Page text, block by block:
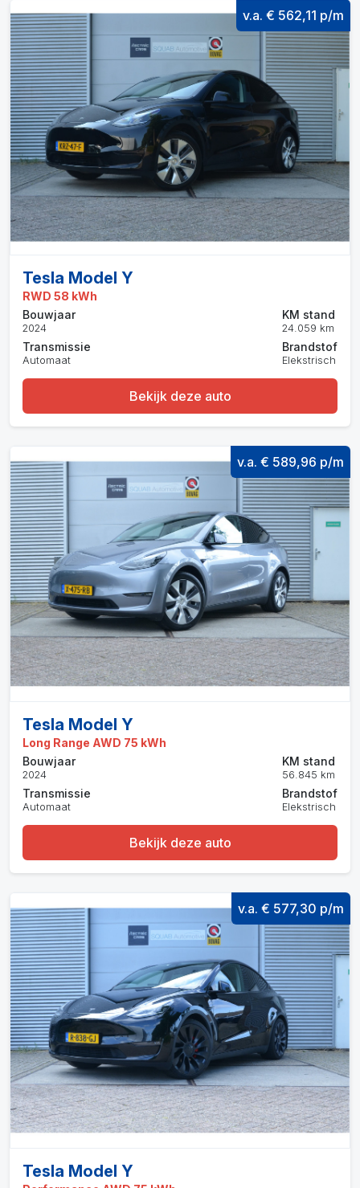
v.a. € 562,11 p/m
Tesla Model Y
RWD 58 kWh
Bouwjaar
2024
Transmissie
Automaat
KM stand
24.059 km
Brandstof
Elekstrisch
Bekijk deze auto
v.a. € 589,96 p/m
Tesla Model Y
Long Range AWD 75 kWh
Bouwjaar
2024
Transmissie
Automaat
KM stand
56.845 km
Brandstof
Elekstrisch
Bekijk deze auto
v.a. € 577,30 p/m
Tesla Model Y